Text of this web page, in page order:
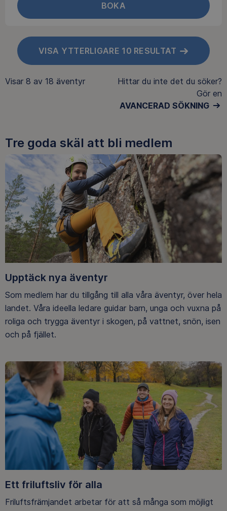
BOKA
VISA YTTERLIGARE 10 RESULTAT
Visar 8 av 18 äventyr
Hittar du inte det du söker?
Gör en
AVANCERAD SÖKNING
Tre goda skäl att bli medlem
Upptäck nya äventyr
Som medlem har du tillgång till alla våra äventyr, över hela
landet. Våra ideella ledare guidar barn, unga och vuxna på
roliga och trygga äventyr i skogen, på vattnet, snön, isen
och på fjället.
Ett friluftsliv för alla
Friluftsfrämjandet arbetar för att så många som möjligt